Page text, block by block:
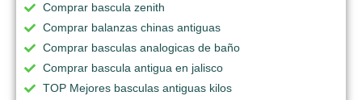
Comprar bascula zenith
Comprar balanzas chinas antiguas
Comprar basculas analogicas de baño
Comprar bascula antigua en jalisco
TOP Mejores basculas antiguas kilos